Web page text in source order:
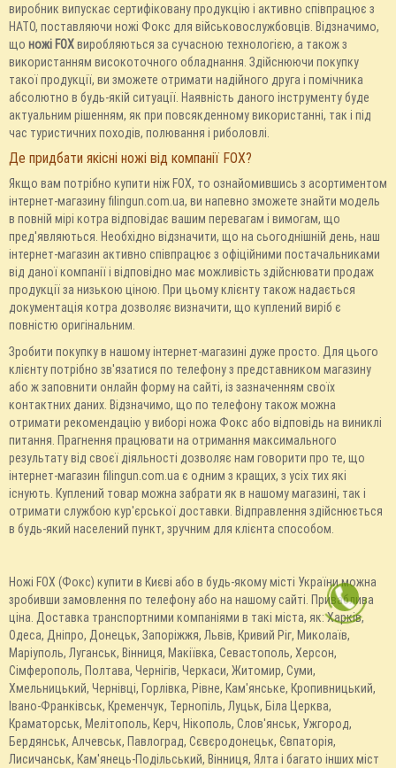
виробник випускає сертифіковану продукцію і активно співпрацює з
НАТО, поставляючи ножі Фокс для військовослужбовців. Відзначимо,
що ножі FOXвиробляються за сучасною технологією, а також з
використанням високоточного обладнання. Здійснюючи покупку
такої продукції, ви зможете отримати надійного друга і помічника
абсолютно в будь-якій ситуації. Наявність даного інструменту буде
актуальним рішенням, як при повсякденному використанні, так і під
час туристичних походів, полювання і риболовлі.
Де придбати якісні ножі від компанії FOX?
Якщо вам потрібно купити ніж FOX, то ознайомившись з асортиментом
інтернет-магазину filingun.com.ua, ви напевно зможете знайти модель
в повній мірі котра відповідає вашим перевагам і вимогам, що
пред'являються. Необхідно відзначити, що на сьогоднішній день, наш
інтернет-магазин активно співпрацює з офіційними постачальниками
від даної компанії і відповідно має можливість здійснювати продаж
продукції за низькою ціною. При цьому клієнту також надається
документація котра дозволяє визначити, що куплений виріб є
повністю оригінальним.
Зробити покупку в нашому інтернет-магазині дуже просто. Для цього
клієнту потрібно зв'язатися по телефону з представником магазину
або ж заповнити онлайн форму на сайті, із зазначенням своїх
контактних даних. Відзначимо, що по телефону також можна
отримати рекомендацію у виборі ножа Фокс або відповідь на виниклі
питання. Прагнення працювати на отримання максимального
результату від своєї діяльності дозволяє нам говорити про те, що
інтернет-магазин filingun.com.ua є одним з кращих, з усіх тих які
існують. Куплений товар можна забрати як в нашому магазині, так і
отримати службою кур'єрської доставки. Відправлення здійснюється
в будь-який населений пункт, зручним для клієнта способом.
Ножі FOX (Фокс) купити в Києві або в будь-якому місті України можна
зробивши замовлення по телефону або на нашому сайті. Приваблива
ціна. Доставка транспортними компаніями в такі міста, як: Харків,
Одеса, Дніпро, Донецьк, Запоріжжя, Львів, Кривий Ріг, Миколаїв,
Маріуполь, Луганськ, Вінниця, Макіївка, Севастополь, Херсон,
Сімферополь, Полтава, Чернігів, Черкаси, Житомир, Суми,
Хмельницький, Чернівці, Горлівка, Рівне, Кам'янське, Кропивницький,
Івано-Франківськ, Кременчук, Тернопіль, Луцьк, Біла Церква,
Краматорськ, Мелітополь, Керч, Нікополь, Слов'янськ, Ужгород,
Бердянськ, Алчевськ, Павлоград, Сєвєродонецьк, Євпаторія,
Лисичанськ, Кам'янець-Подільський, Вінниця, Ялта і багато інших міст